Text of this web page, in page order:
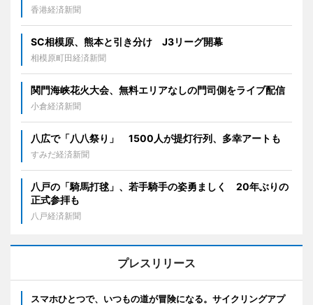
香港経済新聞
SC相模原、熊本と引き分け J3リーグ開幕
相模原町田経済新聞
関門海峡花火大会、無料エリアなしの門司側をライブ配信
小倉経済新聞
八広で「八八祭り」 1500人が提灯行列、多幸アートも
すみだ経済新聞
八戸の「騎馬打毬」、若手騎手の姿勇ましく 20年ぶりの
正式参拝も
八戸経済新聞
プレスリリース
スマホひとつで、いつもの道が冒険になる。サイクリングアプ